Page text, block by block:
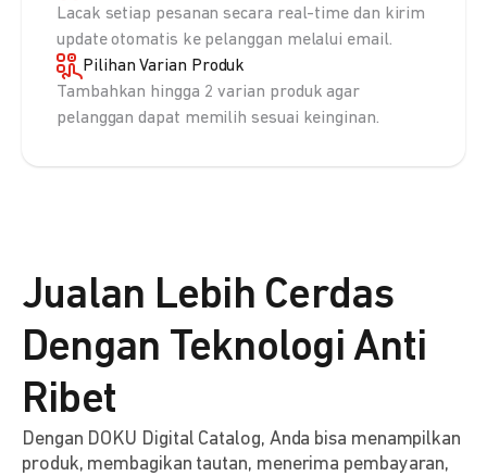
Lacak setiap pesanan secara real-time dan kirim
update otomatis ke pelanggan melalui email.
Pilihan Varian Produk
Tambahkan hingga 2 varian produk agar
pelanggan dapat memilih sesuai keinginan.
Jualan Lebih Cerdas
Dengan Teknologi Anti
Ribet
Dengan DOKU Digital Catalog, Anda bisa menampilkan
produk, membagikan tautan, menerima pembayaran,